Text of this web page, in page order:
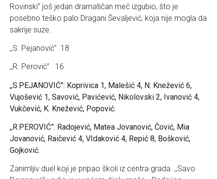
Rovinski” još jedan dramatičan meč izgubio, što je
posebno teško palo Dragani Ševaljević, koja nije mogla da
sakrije suze.
,,S. Pejanović” 18
,,R. Perović” 16
,,S.PEJANOVIĆ”: Koprivica 1, Malešić 4, N. Knežević 6,
Vujošević 1, Savović, Pavićević, Nikolovski 2, Ivanović 4,
Vukčević, K. Knežević, Popović.
,,R.PEROVIĆ”: Radojević, Matea Jovanović, Čović, Mia
Jovanović, Raičević 4, VIdaković 4, Repić 8, Bošković,
Gojković.
Zanimljiv duel koji je pripao školi iz centra grada. ,,Savo